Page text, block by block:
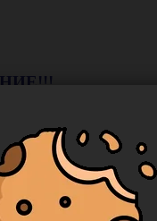
ФИЛИАЛЕ Г.
ТЕРМИНАЛ.
НА НАШЕМ
СЧЕТ.